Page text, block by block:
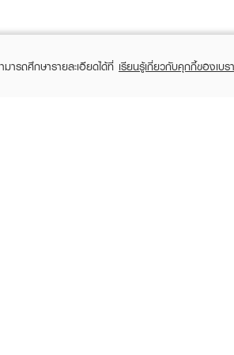
ารถศึกษารายละเอียดได้ที่ เรียนรู้เกี่ยวกับคุกกี้ของเบร